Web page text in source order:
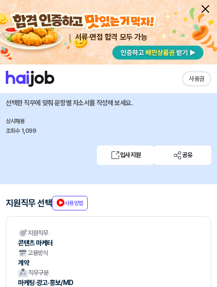
서류·면접 합격 모두 가능
사용권
채용공고 자소서 자유항목 자소서 내 작성목록
NHN 즐겨찾기
콘텐츠 마케터(계약직)
선택한 직무에 맞춰 문항별 자소서를 작성해 보세요.
상시채용
조회수 1,099
입사지원 공유
지원직무 선택 사용방법
지원직무
콘텐츠 마케터
고용방식
계약
직무구분
마케팅·광고·홍보/MD